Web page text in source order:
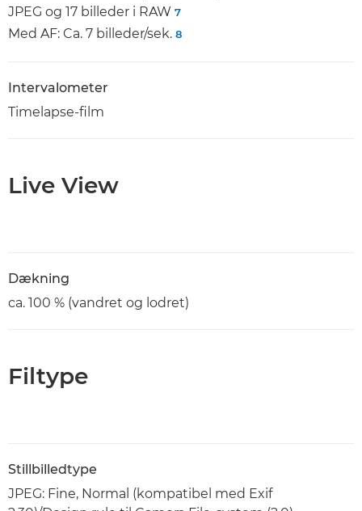
JPEG og 17 billeder i RAW 7
Med AF: Ca. 7 billeder/sek. 8
Intervalometer
Timelapse-film
Live View
Dækning
ca. 100 % (vandret og lodret)
Filtype
Stillbilledtype
JPEG: Fine, Normal (kompatibel med Exif